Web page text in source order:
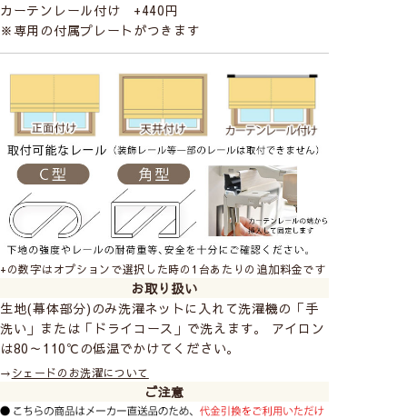
カーテンレール付け +440円
※専用の付属プレートがつきます
+の数字はオプションで選択した時の1台あたりの追加料金です
お取り扱い
生地(幕体部分)のみ洗濯ネットに入れて洗濯機の「手
洗い」または「ドライコース」で洗えます。 アイロン
は80～110℃の低温でかけてください。
→シェードのお洗濯について
ご注意